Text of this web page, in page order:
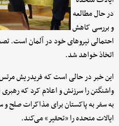
در حال مطالعه
و بررسی کاهش
احتمالی نیروهای خود در آلمان است.
اتخاذ خواهد شد.
این خبر در حالی است که فریدریش
واشنگتن را سرزنش و اعلام کرد که رهبری
به سفر به پاکستان برای مذاکرات صلح و
ایالات متحده را «تحقیر» می‌کند.